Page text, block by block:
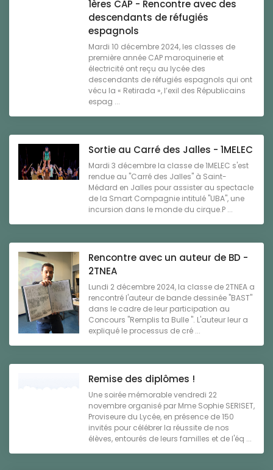
1ères CAP - Rencontre avec des
descendants de réfugiés
espagnols
Mardi 10 décembre 2024, les classes de
première année CAP maroquinerie et
électricité ont reçu au lycée des
descendants de réfugiés espagnols qui ont
vécu la « Retirada », l’exil des Républicains
espag ...
Sortie au Carré des Jalles - 1MELEC
Mardi 3 décembre la classe de 1MELEC s'est
rendue au "Carré des Jalles" à Saint-
Médard en Jalles pour assister au spectacle
de la Smart Compagnie intitulé "UBA", une
incursion dans le monde du cirque.P ...
Rencontre avec un auteur de BD -
2TNEA
Lundi 2 décembre 2024, la classe de 2TNEA a
rencontré l'auteur de bande dessinée "BAST"
dans le cadre de leur participation au
Concours "Remplis ta Bulle ". L'auteur leur a
expliqué le processus de cré ...
Remise des diplômes !
Une soirée mémorable vendredi 22
novembre organisé par Mme Sophie SERISET,
Proviseure du Lycée, en présence de 150
invités pour célébrer la réussite de nos
élèves, entourés de leurs familles et de l'éq ...